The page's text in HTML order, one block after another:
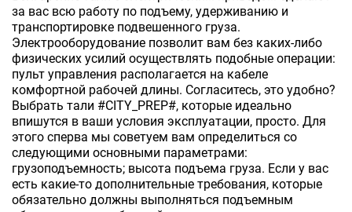
за вас всю работу по подъему, удерживанию и
транспортировке подвешенного груза.
Электрооборудование позволит вам без каких-либо
физических усилий осуществлять подобные операции:
пульт управления располагается на кабеле
комфортной рабочей длины. Согласитесь, это удобно?
Выбрать тали #CITY_PREP#, которые идеально
впишутся в ваши условия эксплуатации, просто. Для
этого сперва мы советуем вам определиться со
следующими основными параметрами:
грузоподъемность; высота подъема груза. Если у вас
есть какие-то дополнительные требования, которые
обязательно должны выполняться подъемным